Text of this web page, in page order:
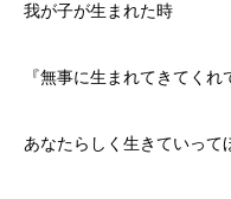
我が子が生まれた時
『無事に生まれてきてくれ
あなたらしく生きていって